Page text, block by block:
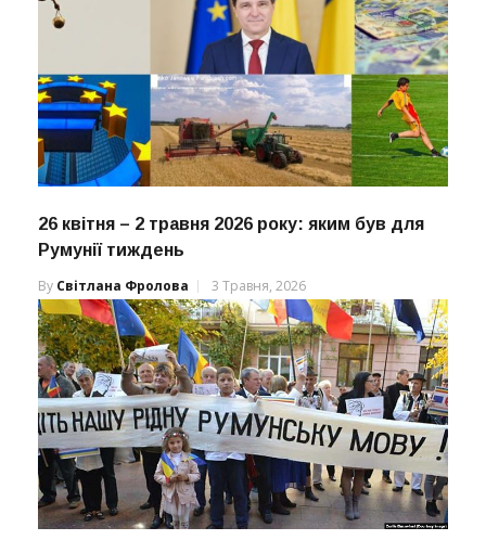
26 квітня – 2 травня 2026 року: яким був для
Румунії тиждень
By Світлана Фролова 3 Травня, 2026